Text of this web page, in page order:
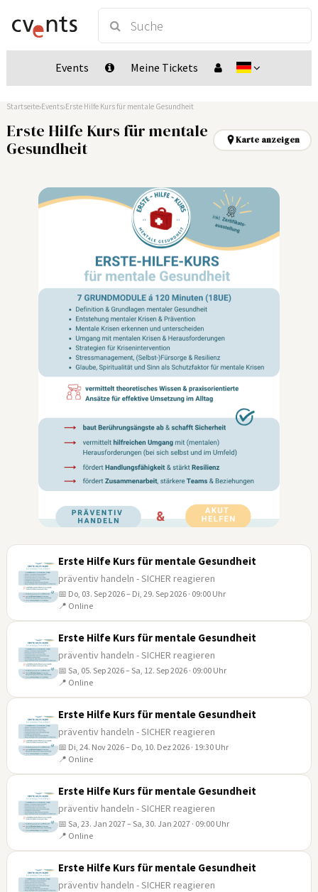
Events Meine Tickets
Startseite Events Erste Hilfe Kurs für mentale Gesundheit
Erste Hilfe Kurs für mentale
Gesundheit
Karte anzeigen
SEP
Erste Hilfe Kurs für mentale Gesundheit
präventiv handeln - SICHER reagieren
📅 Do, 03. Sep 2026 – Di, 29. Sep 2026 · 09:00 Uhr
📍 Online
SEP
Erste Hilfe Kurs für mentale Gesundheit
präventiv handeln - SICHER reagieren
📅 Sa, 05. Sep 2026 – Sa, 12. Sep 2026 · 09:00 Uhr
📍 Online
NOV
Erste Hilfe Kurs für mentale Gesundheit
präventiv handeln - SICHER reagieren
📅 Di, 24. Nov 2026 – Do, 10. Dez 2026 · 19:30 Uhr
📍 Online
JAN
Erste Hilfe Kurs für mentale Gesundheit
präventiv handeln - SICHER reagieren
📅 Sa, 23. Jan 2027 – Sa, 30. Jan 2027 · 09:00 Uhr
📍 Online
Erste Hilfe Kurs für mentale Gesundheit
präventiv handeln - SICHER reagieren